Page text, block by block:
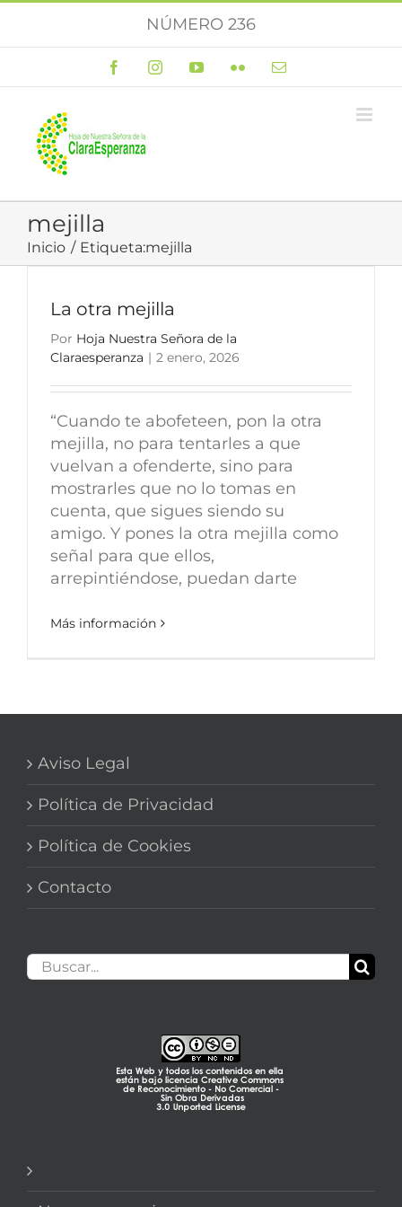
NÚMERO 236
FacebookInstagramYouTubeFlickr Correo
mejilla
Inicio Etiqueta:mejilla
La otra mejilla
Por Hoja Nuestra Señora de la
Claraesperanza | 2 enero, 2026
“Cuando te abofeteen, pon la otra
mejilla, no para tentarles a que
vuelvan a ofenderte, sino para
mostrarles que no lo tomas en
cuenta, que sigues siendo su
amigo. Y pones la otra mejilla como
señal para que ellos,
arrepintiéndose, puedan darte
Más información
Aviso Legal
Política de Privacidad
Política de Cookies
Contacto
Buscar: